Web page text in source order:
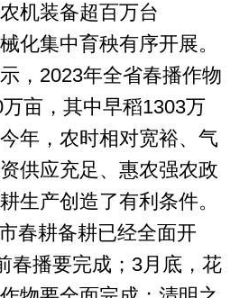
机装备超百万台
化集中育秧有序开展。
，2023年全省春播作物
亩，其中早稻1303万
年，农时相对宽裕、气
供应充足、惠农强农政
生产创造了有利条件。
耕备耕已经全面开
春播要完成；3月底，花